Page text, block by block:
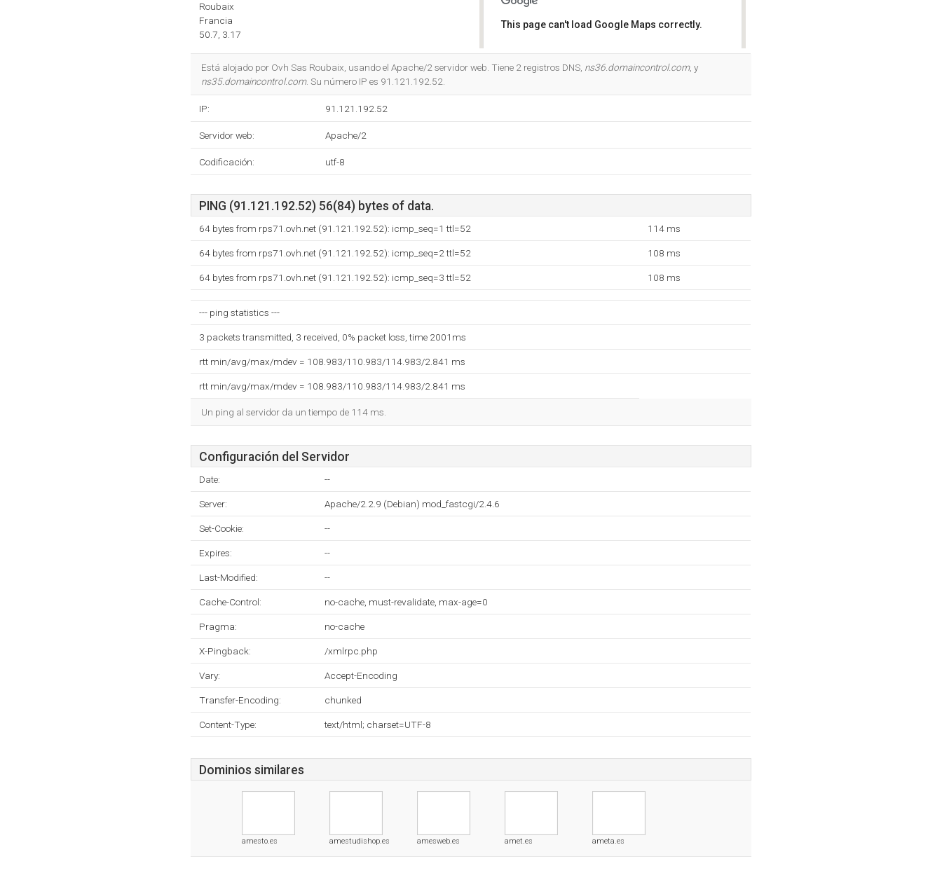
Roubaix
Francia
50.7, 3.17
This page can't load Google Maps correctly.
Está alojado por Ovh Sas Roubaix, usando el Apache/2 servidor web. Tiene 2 registros DNS, ns36.domaincontrol.com, y
ns35.domaincontrol.com. Su número IP es 91.121.192.52.
IP: 91.121.192.52
Servidor web: Apache/2
Codificación: utf-8
PING (91.121.192.52) 56(84) bytes of data.
64 bytes from rps71.ovh.net (91.121.192.52): icmp_seq=1 ttl=52 114 ms
64 bytes from rps71.ovh.net (91.121.192.52): icmp_seq=2 ttl=52 108 ms
64 bytes from rps71.ovh.net (91.121.192.52): icmp_seq=3 ttl=52 108 ms
--- ping statistics ---
3 packets transmitted, 3 received, 0% packet loss, time 2001ms
rtt min/avg/max/mdev = 108.983/110.983/114.983/2.841 ms
rtt min/avg/max/mdev = 108.983/110.983/114.983/2.841 ms
Un ping al servidor da un tiempo de 114 ms.
Configuración del Servidor
Date: --
Server: Apache/2.2.9 (Debian) mod_fastcgi/2.4.6
Set-Cookie: --
Expires: --
Last-Modified: --
Cache-Control: no-cache, must-revalidate, max-age=0
Pragma: no-cache
X-Pingback: /xmlrpc.php
Vary: Accept-Encoding
Transfer-Encoding: chunked
Content-Type: text/html; charset=UTF-8
Dominios similares
amesto.es amestudishop.es amesweb.es amet.es ameta.es